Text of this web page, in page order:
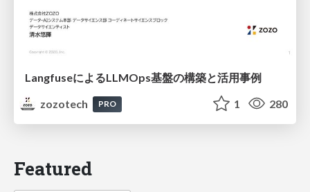
LangfuseによるLLMOps基盤の構築と活用事例
zozotech
PRO 1 280
Featured